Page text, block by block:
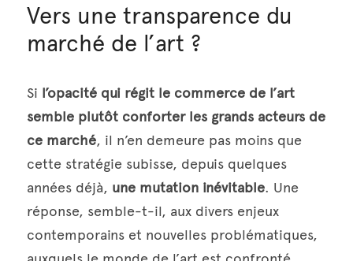
Vers une transparence du
marché de l’art ?
Si l’opacité qui régit le commerce de l’art
semble plutôt conforter les grands acteurs de
ce marché, il n’en demeure pas moins que
cette stratégie subisse, depuis quelques
années déjà, une mutation inévitable. Une
réponse, semble-t-il, aux divers enjeux
contemporains et nouvelles problématiques,